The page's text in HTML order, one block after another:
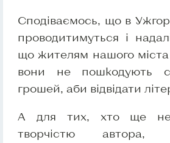
Сподіваємось, що в
проводитимуться і
що жителям нашого міста
вони не пошкодують
грошей, аби відвідати
А для тих, хто ще
творчістю